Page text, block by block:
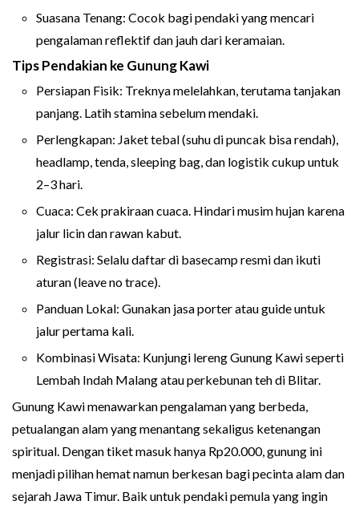
Suasana Tenang: Cocok bagi pendaki yang mencari
pengalaman reflektif dan jauh dari keramaian.
Tips Pendakian ke Gunung Kawi
Persiapan Fisik: Treknya melelahkan, terutama tanjakan
panjang. Latih stamina sebelum mendaki.
Perlengkapan: Jaket tebal (suhu di puncak bisa rendah),
headlamp, tenda, sleeping bag, dan logistik cukup untuk
2–3 hari.
Cuaca: Cek prakiraan cuaca. Hindari musim hujan karena
jalur licin dan rawan kabut.
Registrasi: Selalu daftar di basecamp resmi dan ikuti
aturan (leave no trace).
Panduan Lokal: Gunakan jasa porter atau guide untuk
jalur pertama kali.
Kombinasi Wisata: Kunjungi lereng Gunung Kawi seperti
Lembah Indah Malang atau perkebunan teh di Blitar.
Gunung Kawi menawarkan pengalaman yang berbeda,
petualangan alam yang menantang sekaligus ketenangan
spiritual. Dengan tiket masuk hanya Rp20.000, gunung ini
menjadi pilihan hemat namun berkesan bagi pecinta alam dan
sejarah Jawa Timur. Baik untuk pendaki pemula yang ingin